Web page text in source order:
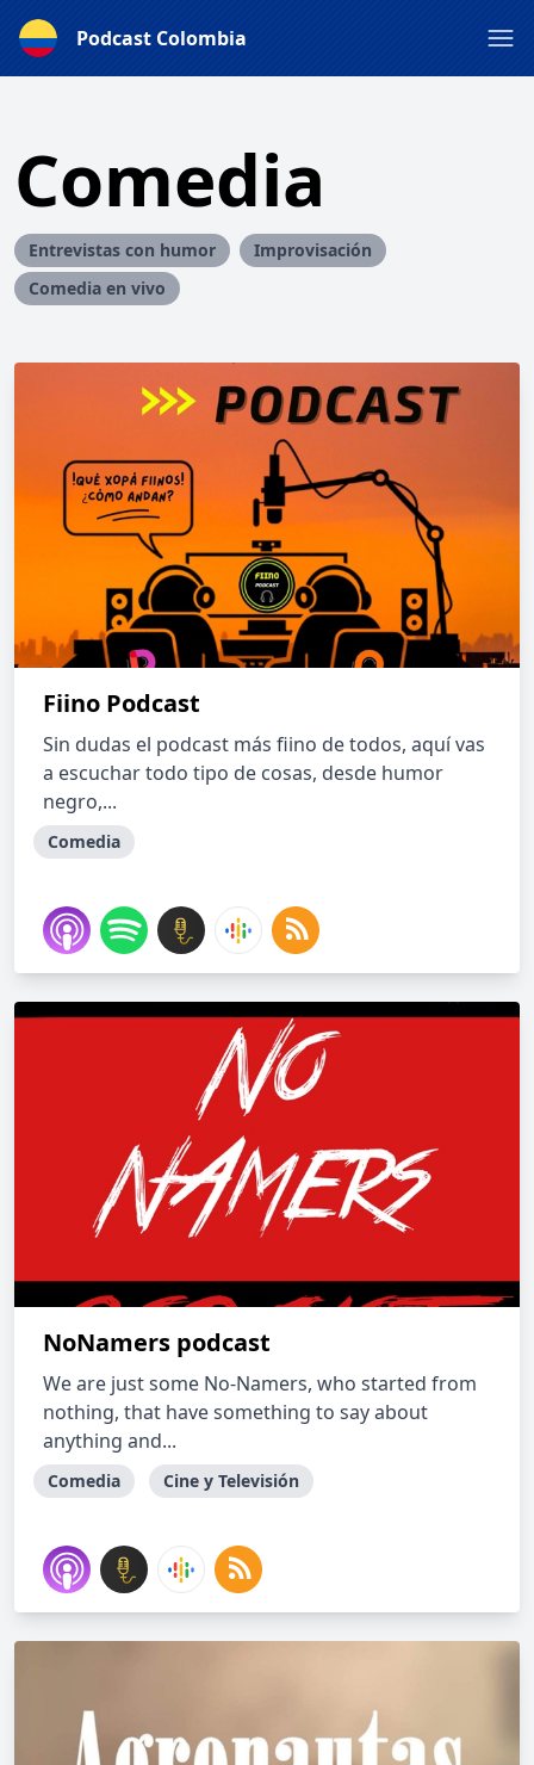
Podcast Colombia
Comedia
Entrevistas con humor
Improvisación
Comedia en vivo
Fiino Podcast
Sin dudas el podcast más fiino de todos, aquí vas
a escuchar todo tipo de cosas, desde humor
negro,...
Comedia
NoNamers podcast
We are just some No-Namers, who started from
nothing, that have something to say about
anything and...
Comedia Cine y Televisión